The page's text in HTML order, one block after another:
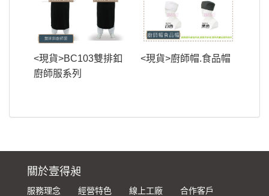
<現貨>BC103雙排釦
廚師服系列
<現貨>廚師帽.食品帽
關於壹得昶
服務理念 經營特色 線上工廠 合作客戶